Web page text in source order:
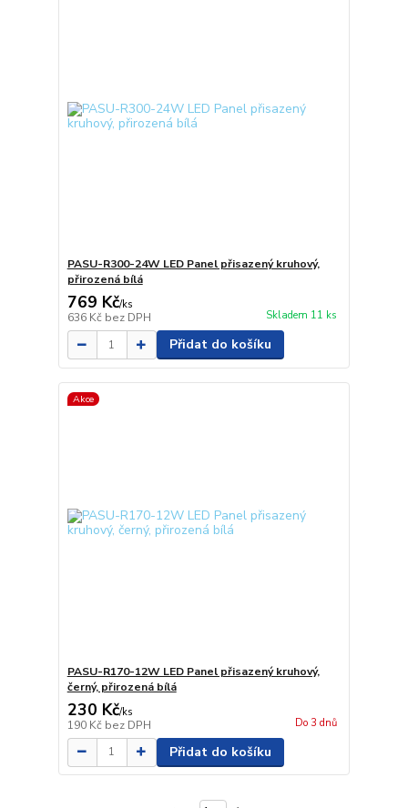
PASU-R300-24W LED Panel přisazený kruhový,
přirozená bílá
769 Kč/ks
636 Kč bez DPH Skladem 11 ks
Přidat do košíku
Akce
PASU-R170-12W LED Panel přisazený kruhový,
černý, přirozená bílá
230 Kč/ks
190 Kč bez DPH Do 3 dnů
Přidat do košíku